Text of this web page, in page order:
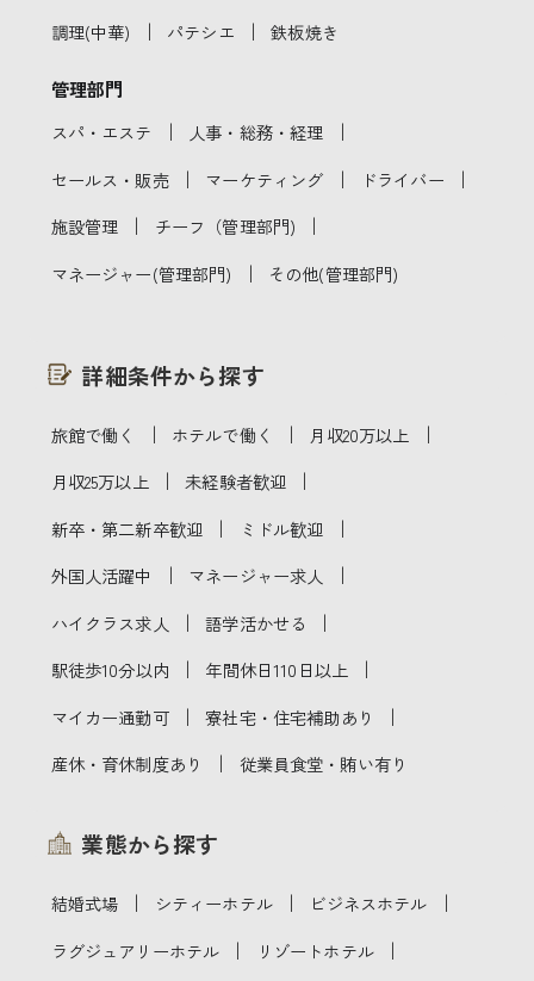
調理(中華) ｜ パテシエ ｜ 鉄板焼き
管理部門
スパ・エステ ｜ 人事・総務・経理 ｜
セールス・販売 ｜ マーケティング ｜ ドライバー ｜
施設管理 ｜ チーフ（管理部門) ｜
マネージャー(管理部門) ｜ その他(管理部門)
詳細条件から探す
旅館で働く ｜ ホテルで働く ｜ 月収20万以上 ｜
月収25万以上 ｜ 未経験者歓迎 ｜
新卒・第二新卒歓迎 ｜ ミドル歓迎 ｜
外国人活躍中 ｜ マネージャー求人 ｜
ハイクラス求人 ｜ 語学活かせる ｜
駅徒歩10分以内 ｜ 年間休日110日以上 ｜
マイカー通勤可 ｜ 寮社宅・住宅補助あり ｜
産休・育休制度あり ｜ 従業員食堂・賄い有り
業態から探す
結婚式場 ｜ シティーホテル ｜ ビジネスホテル ｜
ラグジュアリーホテル ｜ リゾートホテル ｜